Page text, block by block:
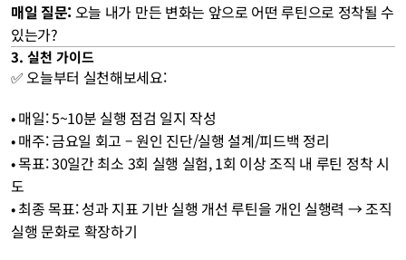
매일 질문: 오늘 내가 만든 변화는 앞으로 어떤 루틴으로 정착될 수
있는가?
3. 실천 가이드
✅ 오늘부터 실천해보세요:
• 매일: 5~10분 실행 점검 일지 작성
• 매주: 금요일 회고 – 원인 진단/실행 설계/피드백 정리
• 목표: 30일간 최소 3회 실행 실험, 1회 이상 조직 내 루틴 정착 시
도
• 최종 목표: 성과 지표 기반 실행 개선 루틴을 개인 실행력 → 조직
실행 문화로 확장하기